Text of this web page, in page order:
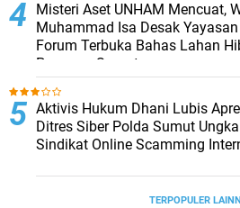
Misteri Aset UNHAM Mencuat,
Muhammad Isa Desak
Forum Terbuka Bahas Lahan
Pemprov Sumut
Aktivis Hukum Dhani Lubis
Ditres Siber Polda Sumut
Sindikat Online Scamming
TERPOPULER